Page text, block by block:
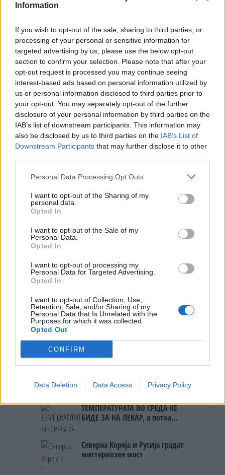
Information
If you wish to opt-out of the sale, sharing to third parties, or
processing of your personal or sensitive information for
targeted advertising by us, please use the below opt-out
section to confirm your selection. Please note that after your
opt-out request is processed you may continue seeing
interest-based ads based on personal information utilized by
us or personal information disclosed to third parties prior to
your opt-out. You may separately opt-out of the further
disclosure of your personal information by third parties on the
IAB’s list of downstream participants. This information may
also be disclosed by us to third parties on the IAB’s List of
Downstream Participants that may further disclose it to other
Personal Data Processing Opt Outs
I want to opt-out of the Sharing of my
personal data.
Opted In
I want to opt-out of the Sale of my
Personal Data.
Opted In
I want to opt-out of processing my
Personal Data for Targeted Advertising.
Opted In
I want to opt-out of Collection, Use,
Retention, Sale, and/or Sharing of my
Personal Data that Is Unrelated with the
Purposes for which it was collected.
Opted Out
CONFIRM
Data Deletion Data Access Privacy Policy
оваа смисла“, рече Зеленски.
публикации, околу 10.000 странски волонтери
од повеќе од 70 земји се приклучиле на
украинската армија од почетокот на војната.
Извор:Индекс.хр
© Vecer.mk, правата за текстот се на редакцијата
„ПОЛИТИКО“ - ЦРНА ГОРА И
ИСЛАНД МОЖАТ ЗАЕДНО ВО ЕУ -
Брисел отвара нова сцена за
проширувањето
УАПСЕН ПОРЕНЕШЕН ГУВЕРНЕР ВО
наредил уништување докази за
исчезнатите 43 студенти
НАЈЧИТАНИ ВО ПОСЛЕДНИ 7 ДЕНА
ХАОС ЗА ЗИМАТА 2026/2027
ИСТОРИСКО ОБЕДИНУВАЊЕ НА
МАКЕДОНЦИТЕ ВО СРБИЈА:
ФОРМИРАН МАКЕДОНСКИОТ
НАЦИОНАЛЕН СОЈУЗ
СЛУШАМ, САКААТ ДА СЕ СУДИ
ЗА ВОЕНИТЕ ЗЛОСТРОСТВА НА
УЧК...
ОСЛОБОДИМЕ- Скандалозна
објава на вицепремиерот на
ТЕМПЕРАТУРАТА ВО СРЕДА ЌЕ
БИДЕ ЗА НА ЛЕКАР, а потоа...
Северна Кореја и Русија градат
мистериозен мост